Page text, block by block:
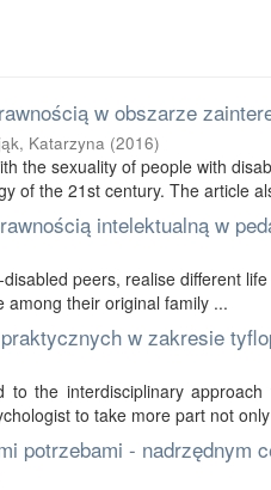
w obszarze
Katarzyna (2016)
the sexuality of people with
of the 21st century. The article
intelektualną w
peers, realise different
among their original family ...
w zakresie
to the interdisciplinary
to take more part not
potrzebami - nadrzędnym